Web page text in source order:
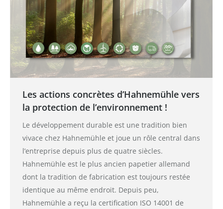
Les actions concrètes d’Hahnemühle vers
la protection de l’environnement !
Le développement durable est une tradition bien
vivace chez Hahnemühle et joue un rôle central dans
l’entreprise depuis plus de quatre siècles.
Hahnemühle est le plus ancien papetier allemand
dont la tradition de fabrication est toujours restée
identique au même endroit. Depuis peu,
Hahnemühle a reçu la certification ISO 14001 de